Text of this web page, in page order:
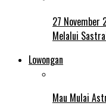
27 November
Melalui
Lowongan
Mau Mulai